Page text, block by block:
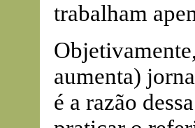
trabalham
aumenta)
é a razão